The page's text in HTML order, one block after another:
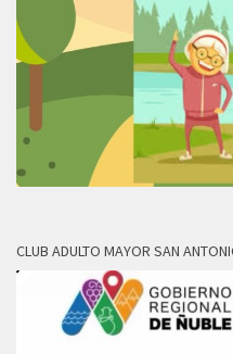
CLUB ADULTO MAYOR SAN